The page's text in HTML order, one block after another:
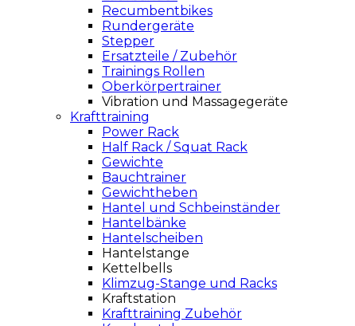
Recumbentbikes
Rundergeräte
Stepper
Ersatzteile / Zubehör
Trainings Rollen
Oberkörpertrainer
Vibration und Massagegeräte
Krafttraining
Power Rack
Half Rack / Squat Rack
Gewichte
Bauchtrainer
Gewichtheben
Hantel und Schbeinständer
Hantelbänke
Hantelscheiben
Hantelstange
Kettelbells
Klimzug-Stange und Racks
Kraftstation
Krafttraining Zubehör